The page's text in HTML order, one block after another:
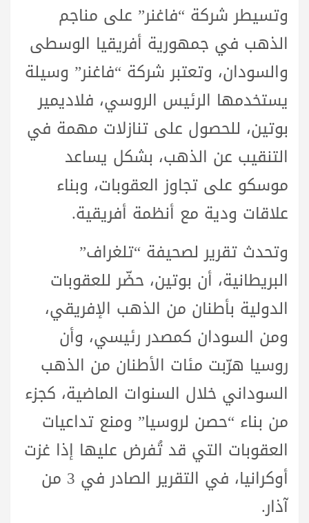
وتسيطر شركة “فاغنر” على مناجم
الذهب في جمهورية أفريقيا الوسطى
والسودان، وتعتبر شركة “فاغنر” وسيلة
يستخدمها الرئيس الروسي، فلاديمير
بوتين، للحصول على تنازلات مهمة في
التنقيب عن الذهب، بشكل يساعد
موسكو على تجاوز العقوبات، وبناء
علاقات ودية مع أنظمة أفريقية.
وتحدث تقرير لصحيفة “تلغراف”
البريطانية، أن بوتين، حضّر للعقوبات
الدولية بأطنان من الذهب الإفريقي،
ومن السودان كمصدر رئيسي، وأن
روسيا هرّبت مئات الأطنان من الذهب
السوداني خلال السنوات الماضية، كجزء
من بناء “حصن لروسيا” ومنع تداعيات
العقوبات التي قد تُفرض عليها إذا غزت
أوكرانيا، في التقرير الصادر في 3 من
آذار.